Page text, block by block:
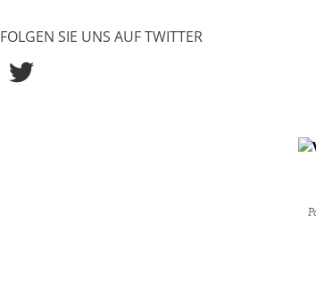
FOLGEN SIE UNS AUF TWITTER